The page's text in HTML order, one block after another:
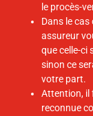
le procès-
Dans le
assureur
que celle-ci
sinon ce
votre part.
Attention, il
reconnue